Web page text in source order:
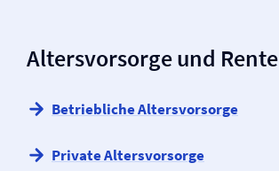
Altersvorsorge und Rente
Betriebliche Altersvorsorge
Private Altersvorsorge